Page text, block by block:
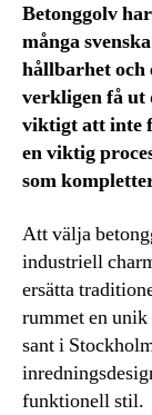
Betonggolv
många
hållbarhet och
verkligen få ut
viktigt att inte
en viktig
som
Att välja
industriell
ersätta
rummet en
sant i
funktionell stil.